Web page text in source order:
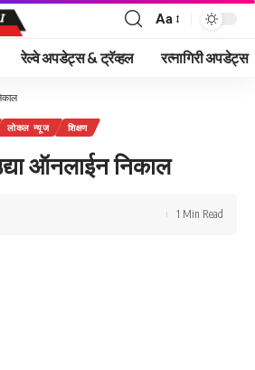
Font
Resizer
Aa
रेल्वे अपडेट्स & ट्रॅव्हल रत्नागिरी अपडेट्स
लोकल न्यूज शिक्षण
उद्या ऑनलाईन निकाल
1 Min Read